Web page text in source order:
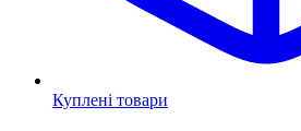
Куплені товари